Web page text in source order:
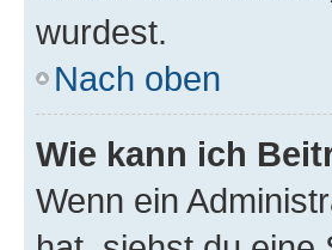
wurdest.
Nach oben
Wie kann ich
Wenn ein